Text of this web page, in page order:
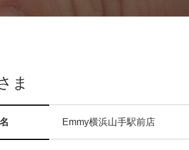
ま
Emmy横浜山手駅前店